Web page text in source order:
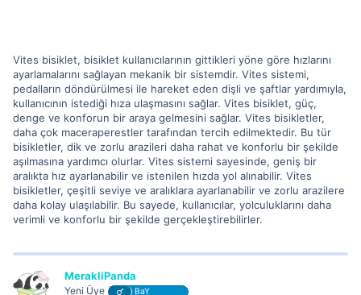
Vites bisiklet, bisiklet kullanıcılarının gittikleri yöne göre hızlarını
ayarlamalarını sağlayan mekanik bir sistemdir. Vites sistemi,
pedalların döndürülmesi ile hareket eden dişli ve şaftlar yardımıyla,
kullanıcının istediği hıza ulaşmasını sağlar. Vites bisiklet, güç,
denge ve konforun bir araya gelmesini sağlar. Vites bisikletler,
daha çok maceraperestler tarafından tercih edilmektedir. Bu tür
bisikletler, dik ve zorlu arazileri daha rahat ve konforlu bir şekilde
aşılmasına yardımcı olurlar. Vites sistemi sayesinde, geniş bir
aralıkta hız ayarlanabilir ve istenilen hızda yol alınabilir. Vites
bisikletler, çeşitli seviye ve aralıklara ayarlanabilir ve zorlu arazilere
daha kolay ulaşılabilir. Bu sayede, kullanıcılar, yolculuklarını daha
verimli ve konforlu bir şekilde gerçekleştirebilirler.
MerakliPanda
Yeni Üye BaY